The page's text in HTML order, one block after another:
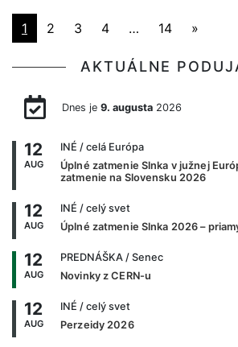
1 2 3 4 … 14 »
AKTUÁLNE
Dnes je 9. augusta2026
12
AUG
INÉ / celá Európa
Úplné zatmenie Slnka v južnej
zatmenie na Slovensku 2026
12
AUG
INÉ / celý svet
Úplné zatmenie Slnka 2026 –
12
AUG
PREDNÁŠKA / Senec
Novinky z CERN-u
12
AUG
INÉ / celý svet
Perzeidy 2026